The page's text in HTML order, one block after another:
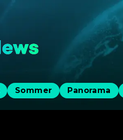
Sommer Panorama